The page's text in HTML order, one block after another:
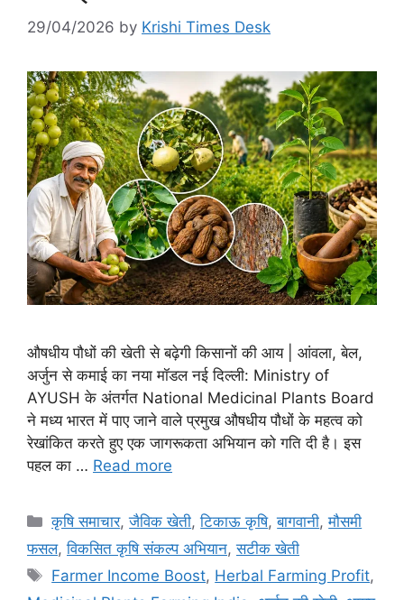
29/04/2026 by Krishi Times Desk
औषधीय पौधों की खेती से बढ़ेगी किसानों की आय | आंवला, बेल,
अर्जुन से कमाई का नया मॉडल नई दिल्ली: Ministry of
AYUSH के अंतर्गत National Medicinal Plants Board
ने मध्य भारत में पाए जाने वाले प्रमुख औषधीय पौधों के महत्व को
रेखांकित करते हुए एक जागरूकता अभियान को गति दी है। इस
पहल का … Read more
कृषि समाचार,जैविक खेती,टिकाऊ कृषि,बागवानी,मौसमी
फसल,विकसित कृषि संकल्प अभियान,सटीक खेती
Farmer Income Boost, Herbal Farming Profit,